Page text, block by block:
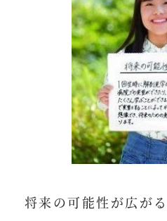
将来の可能性が広がる